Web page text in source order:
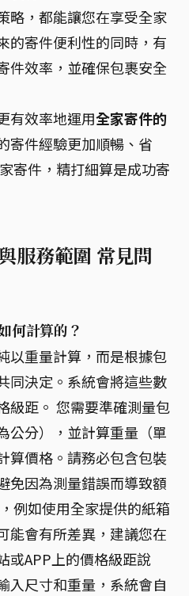
略，都能讓您在享受全家
的寄件便利性的同時，有
件效率，並確保包裹安全
有效率地運用全家寄件的
寄件經驗更加順暢、省
寄件，精打細算是成功寄
服務範圍 常見問
何計算的？
以重量計算，而是根據包
同決定。系統會將這些數
級距。 您需要準確測量包
公分），並計算重量（單
算價格。請務必包含包裝
免因為測量錯誤而導致額
例如使用全家提供的紙箱
能會有所差異，建議您在
或APP上的價格級距說
入尺寸和重量，系統會自